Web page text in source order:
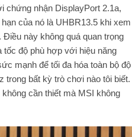
chứng nhận DisplayPort 2.1a,
của nó là UHBR13.5 khi xem
này không quá quan trọng
độ phù hợp với hiệu năng
mạnh để tối đa hóa toàn bộ độ
trong bất kỳ trò chơi nào tôi biết.
cần thiết mà MSI không